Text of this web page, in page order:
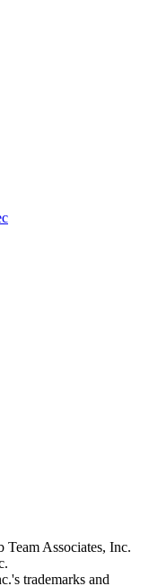
Team Associates, Inc.
trademarks and